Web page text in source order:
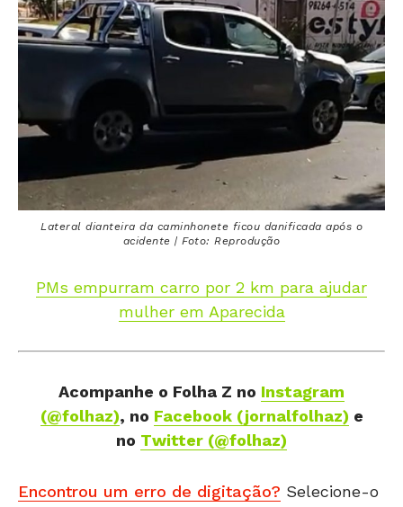
Lateral dianteira da caminhonete ficou danificada após o
acidente | Foto: Reprodução
PMs empurram carro por 2 km para ajudar
mulher em Aparecida
Acompanhe o Folha Z no Instagram
(@folhaz), no Facebook (jornalfolhaz) e
no Twitter (@folhaz)
Encontrou um erro de digitação? Selecione-o